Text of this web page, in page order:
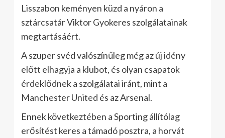
Lisszabon keményen küzd a nyáron a
sztárcsatár Viktor Gyokeres szolgálatainak
megtartásáért.
A szuper svéd valószínűleg még az új idény
előtt elhagyja a klubot, és olyan csapatok
érdeklődnek a szolgálatai iránt, mint a
Manchester United és az Arsenal.
Ennek következtében a Sporting állítólag
erősítést keres a támadó posztra, a horvát